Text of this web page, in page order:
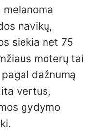
navikų,
siekia net 75
moterų tai
dažnumą
vertus,
gydymo